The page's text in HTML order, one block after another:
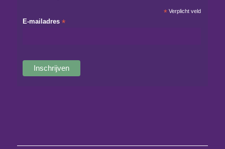
*Verplicht veld
E-mailadres*